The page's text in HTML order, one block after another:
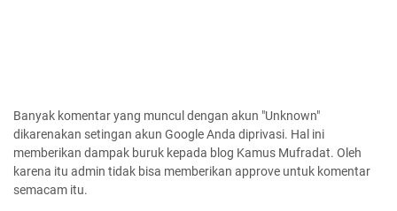
Banyak komentar yang muncul dengan akun "Unknown"
dikarenakan setingan akun Google Anda diprivasi. Hal ini
memberikan dampak buruk kepada blog Kamus Mufradat. Oleh
karena itu admin tidak bisa memberikan approve untuk komentar
semacam itu.